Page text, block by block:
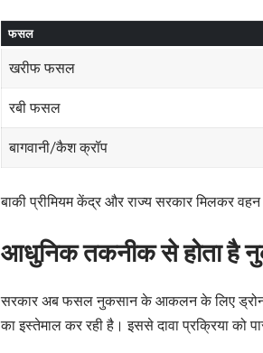
फसल
खरीफ फसल
रबी फसल
बागवानी/कैश क्रॉप
बाकी प्रीमियम केंद्र और राज्य सरकार मिलकर
आधुनिक तकनीक से होता है
सरकार अब फसल नुकसान के आकलन के लिए ड्रोन,
का इस्तेमाल कर रही है। इससे दावा प्रक्रिया को